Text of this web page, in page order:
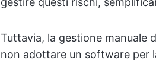
Tuttavia, la gestione manuale
non adottare un software per